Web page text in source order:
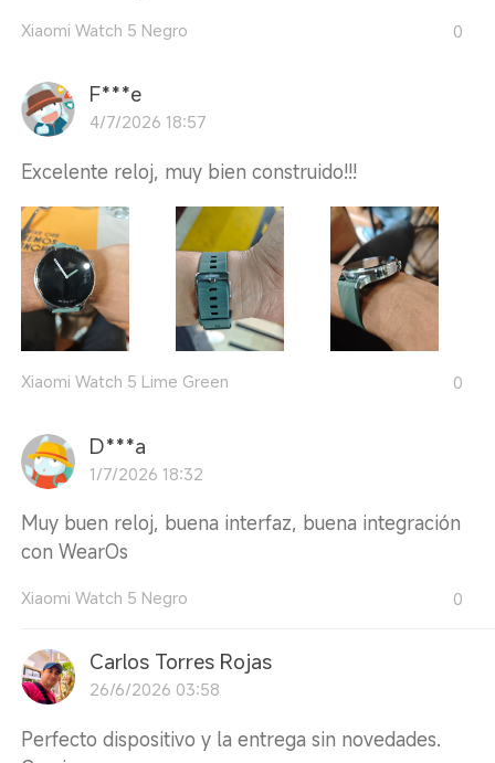
Xiaomi Watch 5 Negro 0
F***e
4/7/2026 18:57
Excelente reloj, muy bien construido!!!
Xiaomi Watch 5 Lime Green 0
D***a
1/7/2026 18:32
Muy buen reloj, buena interfaz, buena integración
con WearOs
Xiaomi Watch 5 Negro 0
Carlos Torres Rojas
26/6/2026 03:58
Perfecto dispositivo y la entrega sin novedades.